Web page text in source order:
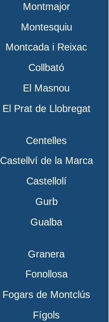
Montmajor
Montesquiu
Montcada i Reixac
Collbató
El Masnou
El Prat de Llobregat
Centelles
Castellví de la Marca
Castellolí
Gurb
Gualba
Granera
Fonollosa
Fogars de Montclús
Fígols